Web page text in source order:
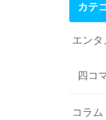
カテ
エンタ
四コ
コラム